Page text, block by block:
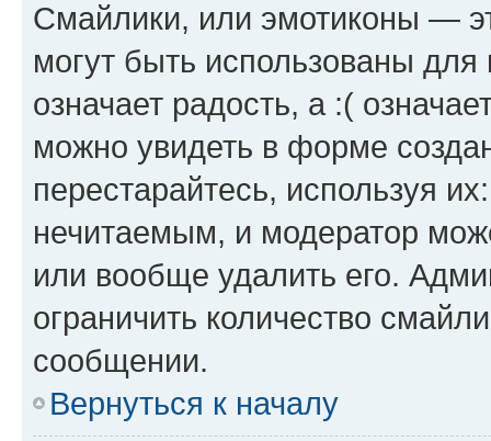
Смайлики, или эмотиконы —
могут быть использованы
означает радость, а :(
можно увидеть в форме
перестарайтесь, используя
нечитаемым, и модератор
или вообще удалить его.
ограничить количество
сообщении.
Вернуться к началу